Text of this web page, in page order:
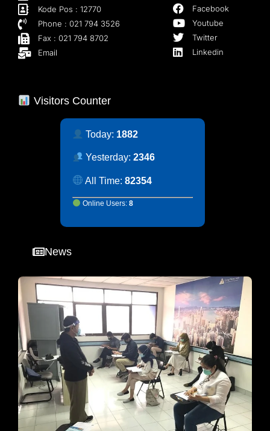
Kode Pos : 12770
Phone : 021 794 3526
Fax : 021 794 8702
Email
Facebook
Youtube
Twitter
Linkedin
Visitors Counter
Today: 1882
Yesterday:2346
All Time:82354
Online Users: 8
News